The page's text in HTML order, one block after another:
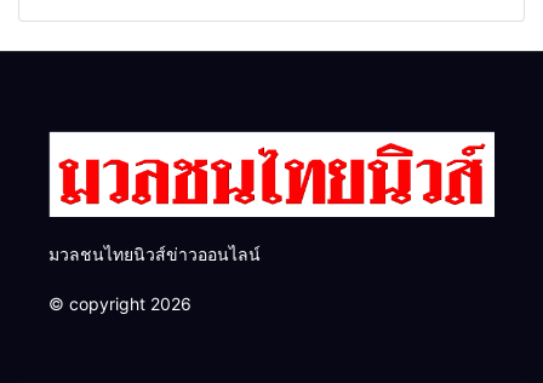
มวลชนไทยนิวส์ข่าวออนไลน์
© copyright 2026